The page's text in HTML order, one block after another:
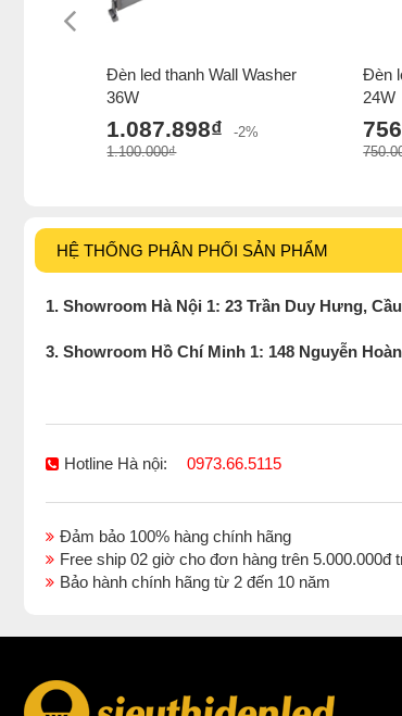
Đèn led thanh Wall Washer
36W
1.087.898₫
-2%
1.100.000₫
Đèn
24W
HỆ THỐNG PHÂN PHỐI SẢN PHẨM
1. Showroom Hà Nội 1: 23 Trần Duy Hưng,
3. Showroom Hồ Chí Minh 1: 148 Nguyễn
Hotline Hà nội: 0973.66.5115
Đảm bảo 100% hàng chính hãng
Free ship 02 giờ cho đơn hàng trên 5.000.000đ
Bảo hành chính hãng từ 2 đến 10 năm